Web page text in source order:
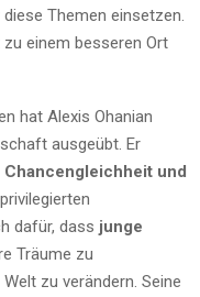
Themen einsetzen.
einem besseren Ort
hat Alexis Ohanian
ausgeübt. Er
Chancengleichheit und
dafür, dass junge
Träume zu
zu verändern. Seine